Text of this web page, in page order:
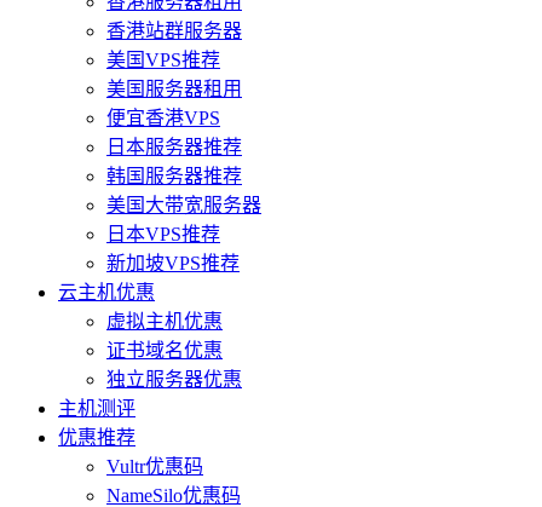
香港站群服务器
美国VPS推荐
美国服务器租用
便宜香港VPS
日本服务器推荐
韩国服务器推荐
美国大带宽服务器
日本VPS推荐
新加坡VPS推荐
云主机优惠
虚拟主机优惠
证书域名优惠
独立服务器优惠
主机测评
优惠推荐
Vultr优惠码
NameSilo优惠码